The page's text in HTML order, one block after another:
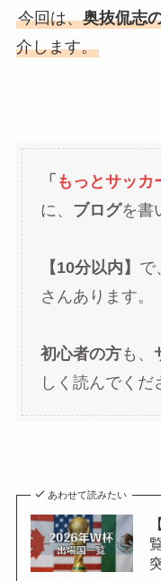
今回は、奥抜侃志
介します。
「 もっとサッカ
に、 ブログを書
【10分以内】 で
さんあります。
初心者の方も、
しく読んでくだ
あわせて読みたい